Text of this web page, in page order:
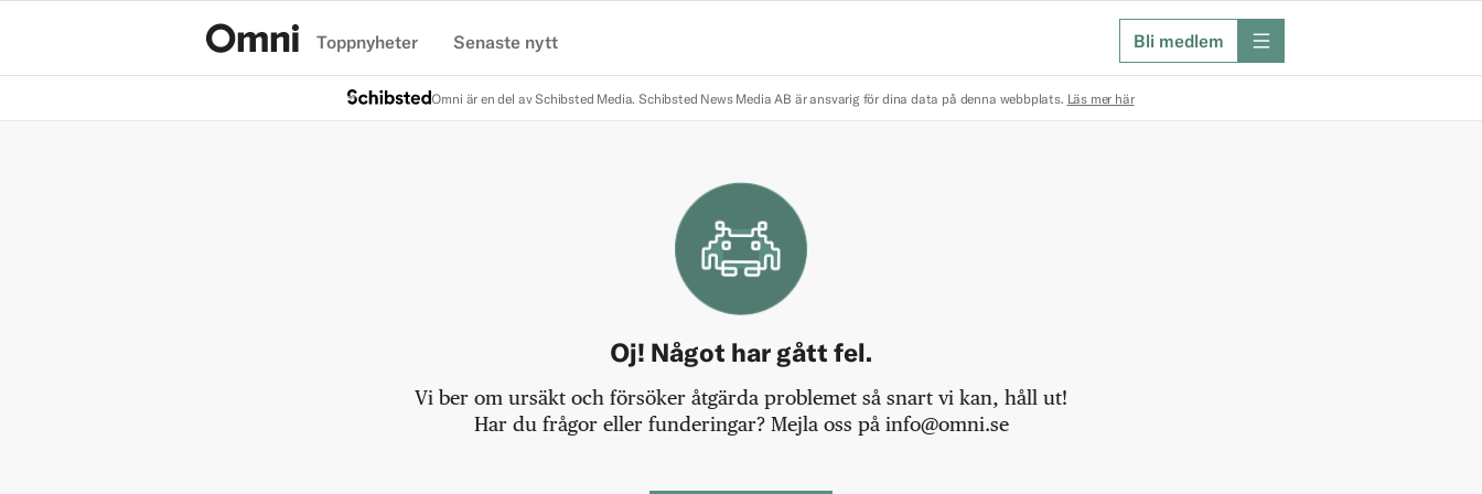
Toppnyheter Senaste nytt Bli medlem meny
Omni är en del av Schibsted Media. Schibsted News Media AB är ansvarig för dina data på denna webbplats. Läs mer här
Oj! Något har gått fel.
Vi ber om ursäkt och försöker åtgärda problemet så snart vi kan, håll ut!
Har du frågor eller funderingar? Mejla oss på info@omni.se